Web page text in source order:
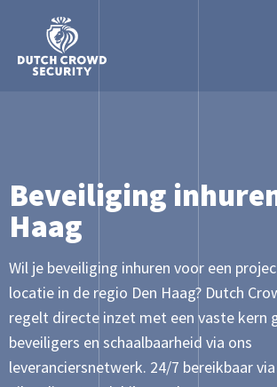
Beveiliging
Haag
Wil je beveiliging inhuren voor een
locatie in de regio Den Haag? Dutch
regelt directe inzet met een vaste kern
beveiligers en schaalbaarheid via ons
leveranciersnetwerk. 24/7 bereikbaar